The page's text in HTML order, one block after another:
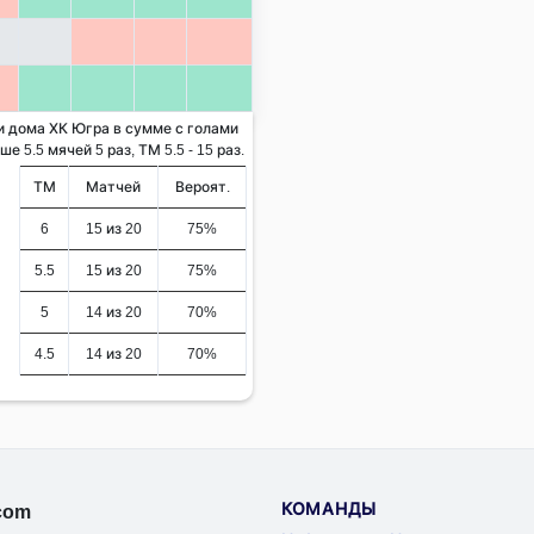
дома ХК Югра в сумме с голами
5.5 мячей 5 раз, ТМ 5.5 - 15 раз.
ТМ Матчей Вероят.
6 15 из 20 75%
5.5 15 из 20 75%
5 14 из 20 70%
4.5 14 из 20 70%
КОМАНДЫ